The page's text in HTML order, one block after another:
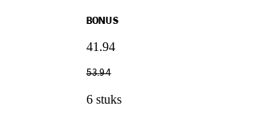
BONUS
41 .94
53.94
6 stuks